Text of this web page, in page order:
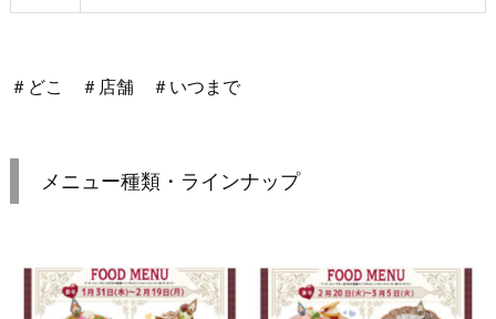
＃どこ ＃店舗 ＃いつまで
メニュー種類・ラインナップ